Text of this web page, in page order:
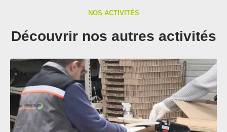
NOS ACTIVITÉS
Découvrir nos autres activités